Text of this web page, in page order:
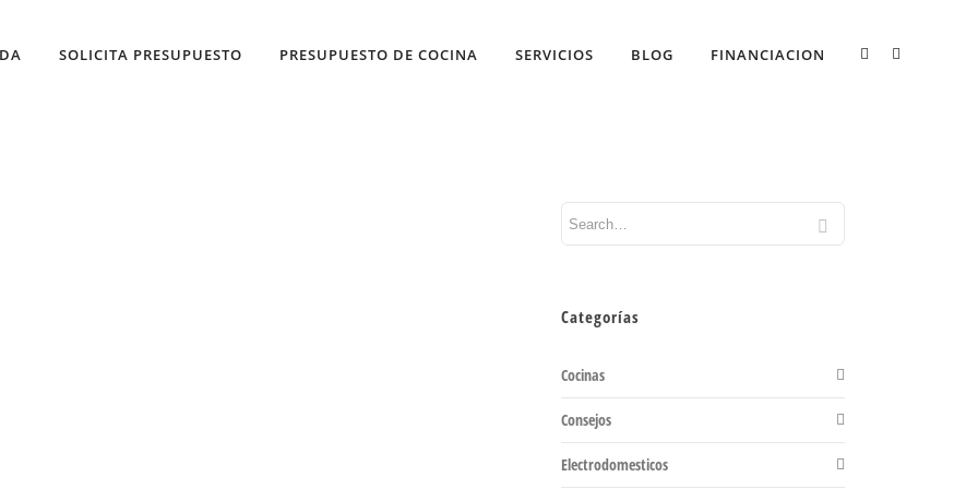
SOLICITA PRESUPUESTO PRESUPUESTO DE COCINA SERVICIOS BLOG FINANCIACION
Categorías
Cocinas
Consejos
Electrodomesticos